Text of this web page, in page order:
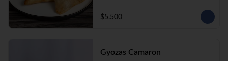
$5.500
Gyozas Camaron